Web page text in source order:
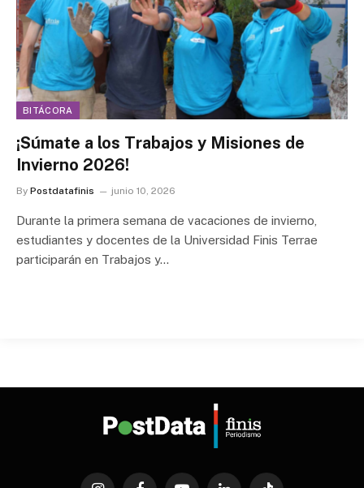
BITÁCORA
¡Súmate a los Trabajos y Misiones de
Invierno 2026!
By Postdatafinis junio 10, 2026
Durante la primera semana de vacaciones de invierno,
estudiantes y docentes de la Universidad Finis Terrae
participarán en Trabajos y…